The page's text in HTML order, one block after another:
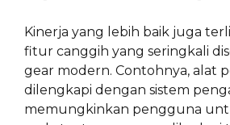
Kinerja yang lebih baik juga
fitur canggih yang seringkali
gear modern. Contohnya, alat
dilengkapi dengan sistem
memungkinkan pengguna